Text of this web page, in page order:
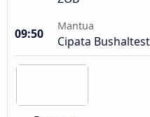
09:50
Mantua
Cipata